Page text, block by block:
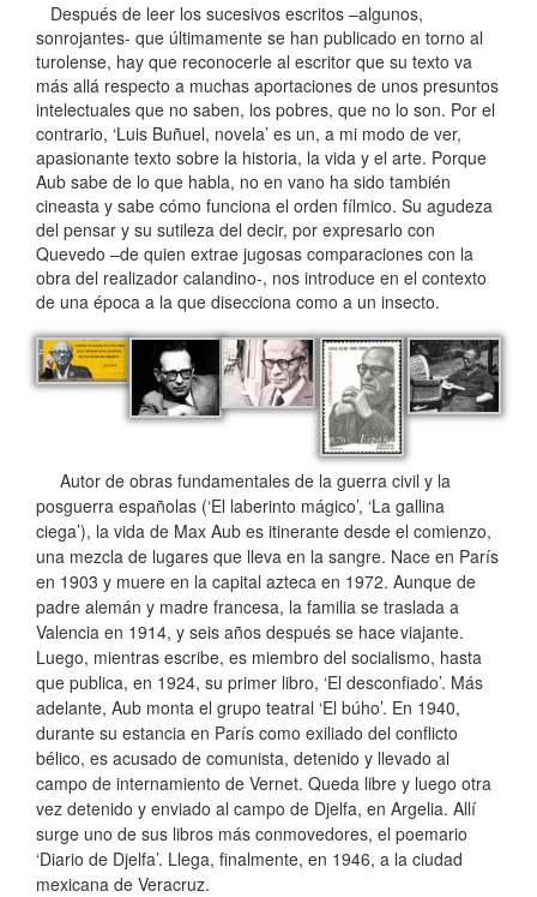
Después de leer los sucesivos escritos –algunos,
sonrojantes- que últimamente se han publicado en torno al
turolense, hay que reconocerle al escritor que su texto va
más allá respecto a muchas aportaciones de unos presuntos
intelectuales que no saben, los pobres, que no lo son. Por el
contrario, ‘Luis Buñuel, novela’ es un, a mi modo de ver,
apasionante texto sobre la historia, la vida y el arte. Porque
Aub sabe de lo que habla, no en vano ha sido también
cineasta y sabe cómo funciona el orden fílmico. Su agudeza
del pensar y su sutileza del decir, por expresarlo con
Quevedo –de quien extrae jugosas comparaciones con la
obra del realizador calandino-, nos introduce en el contexto
de una época a la que disecciona como a un insecto.
Autor de obras fundamentales de la guerra civil y la
posguerra españolas (‘El laberinto mágico’, ‘La gallina
ciega’), la vida de Max Aub es itinerante desde el comienzo,
una mezcla de lugares que lleva en la sangre. Nace en París
en 1903 y muere en la capital azteca en 1972. Aunque de
padre alemán y madre francesa, la familia se traslada a
Valencia en 1914, y seis años después se hace viajante.
Luego, mientras escribe, es miembro del socialismo, hasta
que publica, en 1924, su primer libro, ‘El desconfiado’. Más
adelante, Aub monta el grupo teatral ‘El búho’. En 1940,
durante su estancia en París como exiliado del conflicto
bélico, es acusado de comunista, detenido y llevado al
campo de internamiento de Vernet. Queda libre y luego otra
vez detenido y enviado al campo de Djelfa, en Argelia. Allí
surge uno de sus libros más conmovedores, el poemario
‘Diario de Djelfa’. Llega, finalmente, en 1946, a la ciudad
mexicana de Veracruz.